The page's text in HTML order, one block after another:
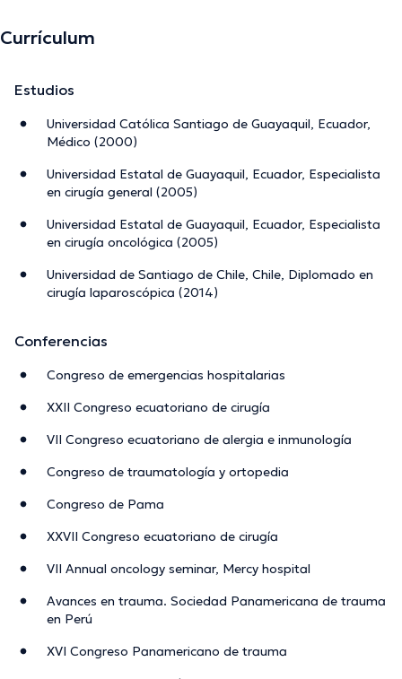
Currículum
Estudios
Universidad Católica Santiago de Guayaquil, Ecuador,
Médico (2000)
Universidad Estatal de Guayaquil, Ecuador, Especialista
en cirugía general (2005)
Universidad Estatal de Guayaquil, Ecuador, Especialista
en cirugía oncológica (2005)
Universidad de Santiago de Chile, Chile, Diplomado en
cirugía laparoscópica (2014)
Conferencias
Congreso de emergencias hospitalarias
XXII Congreso ecuatoriano de cirugía
VII Congreso ecuatoriano de alergia e inmunología
Congreso de traumatología y ortopedia
Congreso de Pama
XXVII Congreso ecuatoriano de cirugía
VII Annual oncology seminar, Mercy hospital
Avances en trauma. Sociedad Panamericana de trauma
en Perú
XVI Congreso Panamericano de trauma